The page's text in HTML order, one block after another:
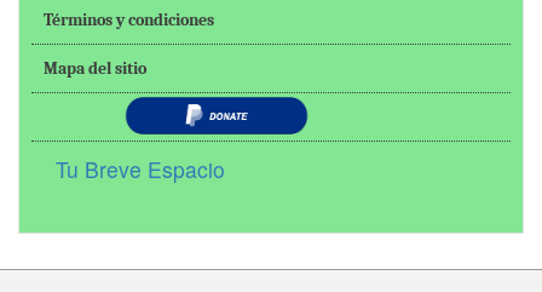
Términos y condiciones
Mapa del sitio
Tu Breve Espacio